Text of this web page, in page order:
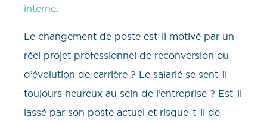
interne.
Le changement de poste est-il motivé par un
réel projet professionnel de reconversion ou
d’évolution de carrière ? Le salarié se sent-il
toujours heureux au sein de l’entreprise ? Est-il
lassé par son poste actuel et risque-t-il de